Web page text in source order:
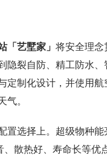
「艺墅家」 将安全理念
隐裂自防、精工防水、
定制化设计，并使用航
气。
置选择上。超级物种能
散热好、寿命长等优